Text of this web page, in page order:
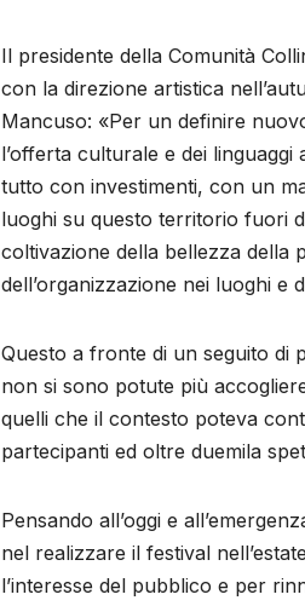
Il presidente della Comunità
con la direzione artistica
Mancuso: «Per un definire
l’offerta culturale e dei
tutto con investimenti, con un
luoghi su questo territorio fuori
coltivazione della bellezza della
dell’organizzazione nei luoghi e
Questo a fronte di un seguito di
non si sono potute più
quelli che il contesto poteva
partecipanti ed oltre duemila
Pensando all’oggi e
nel realizzare il festival
l’interesse del pubblico e per